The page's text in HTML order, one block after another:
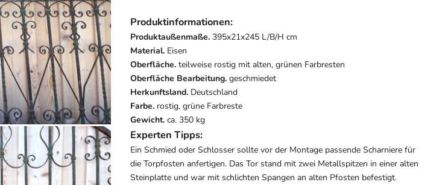
Produktinformationen:
Produktaußenmaße. 395x21x245 L/B/H cm
Material. Eisen
Oberfläche. teilweise rostig mit alten, grünen Farbresten
Oberfläche Bearbeitung. geschmiedet
Herkunftsland. Deutschland
Farbe. rostig, grüne Farbreste
Gewicht.ca. 350 kg
Experten Tipps:
Ein Schmied oder Schlosser sollte vor der Montage passende Scharniere für
die Torpfosten anfertigen. Das Tor stand mit zwei Metallspitzen in einer alten
Steinplatte und war mit schlichten Spangen an alten Pfosten befestigt.